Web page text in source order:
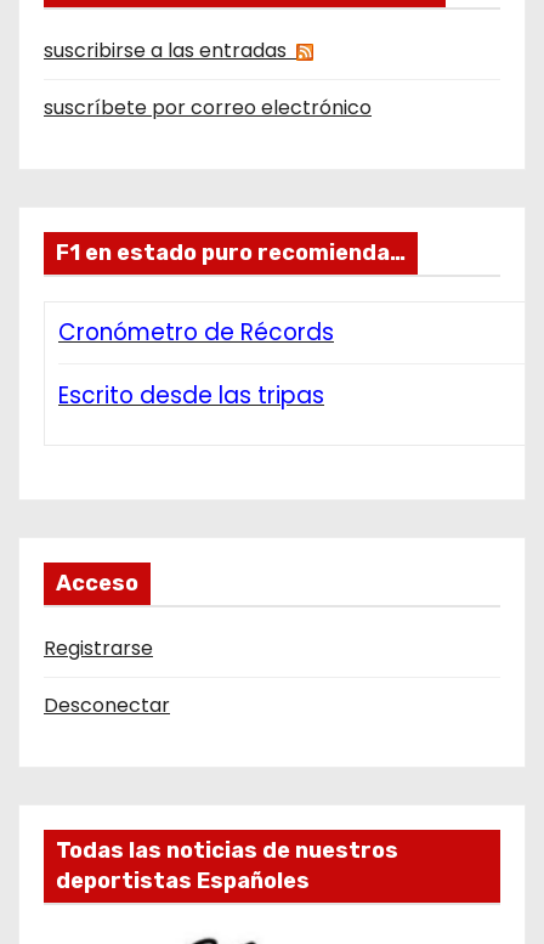
suscribirse a las entradas
suscríbete por correo electrónico
F1 en estado puro recomienda…
Cronómetro de Récords
Escrito desde las tripas
Acceso
Registrarse
Desconectar
Todas las noticias de nuestros
deportistas Españoles